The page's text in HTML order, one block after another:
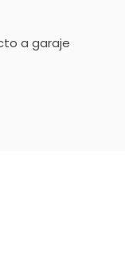
a garaje